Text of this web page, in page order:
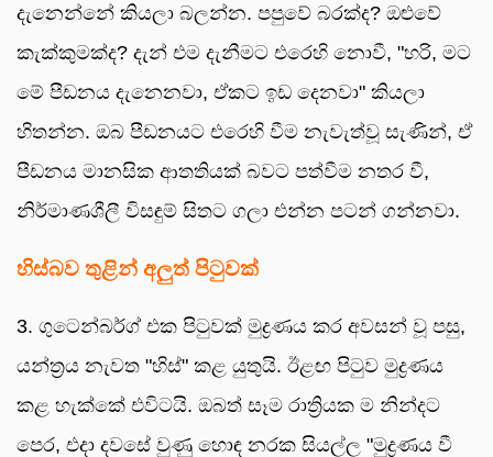
දැනෙන්නේ කියලා බලන්න. පපුවේ බරක්ද? ඔළුවේ
කැක්කුමක්ද? දැන් එම දැනීමට එරෙහි නොවී, "හරි, මට
මේ පීඩනය දැනෙනවා, ඒකට ඉඩ දෙනවා" කියලා
හිතන්න. ඔබ පීඩනයට එරෙහි වීම නැවැත්වූ සැණින්, ඒ
පීඩනය මානසික ආතතියක් බවට පත්වීම නතර වී,
නිර්මාණශීලී විසඳුම් සිතට ගලා එන්න පටන් ගන්නවා.
හිස්බව තුළින් අලුත් පිටුවක්
3. ගුටෙන්බර්ග් එක පිටුවක් මුද්‍රණය කර අවසන් වූ පසු,
යන්ත්‍රය නැවත "හිස්" කළ යුතුයි. ඊළඟ පිටුව මුද්‍රණය
කළ හැක්කේ එවිටයි. ඔබත් සෑම රාත්‍රියක ම නින්දට
පෙර, එදා දවසේ වුණු හොඳ නරක සියල්ල "මුද්‍රණය වී